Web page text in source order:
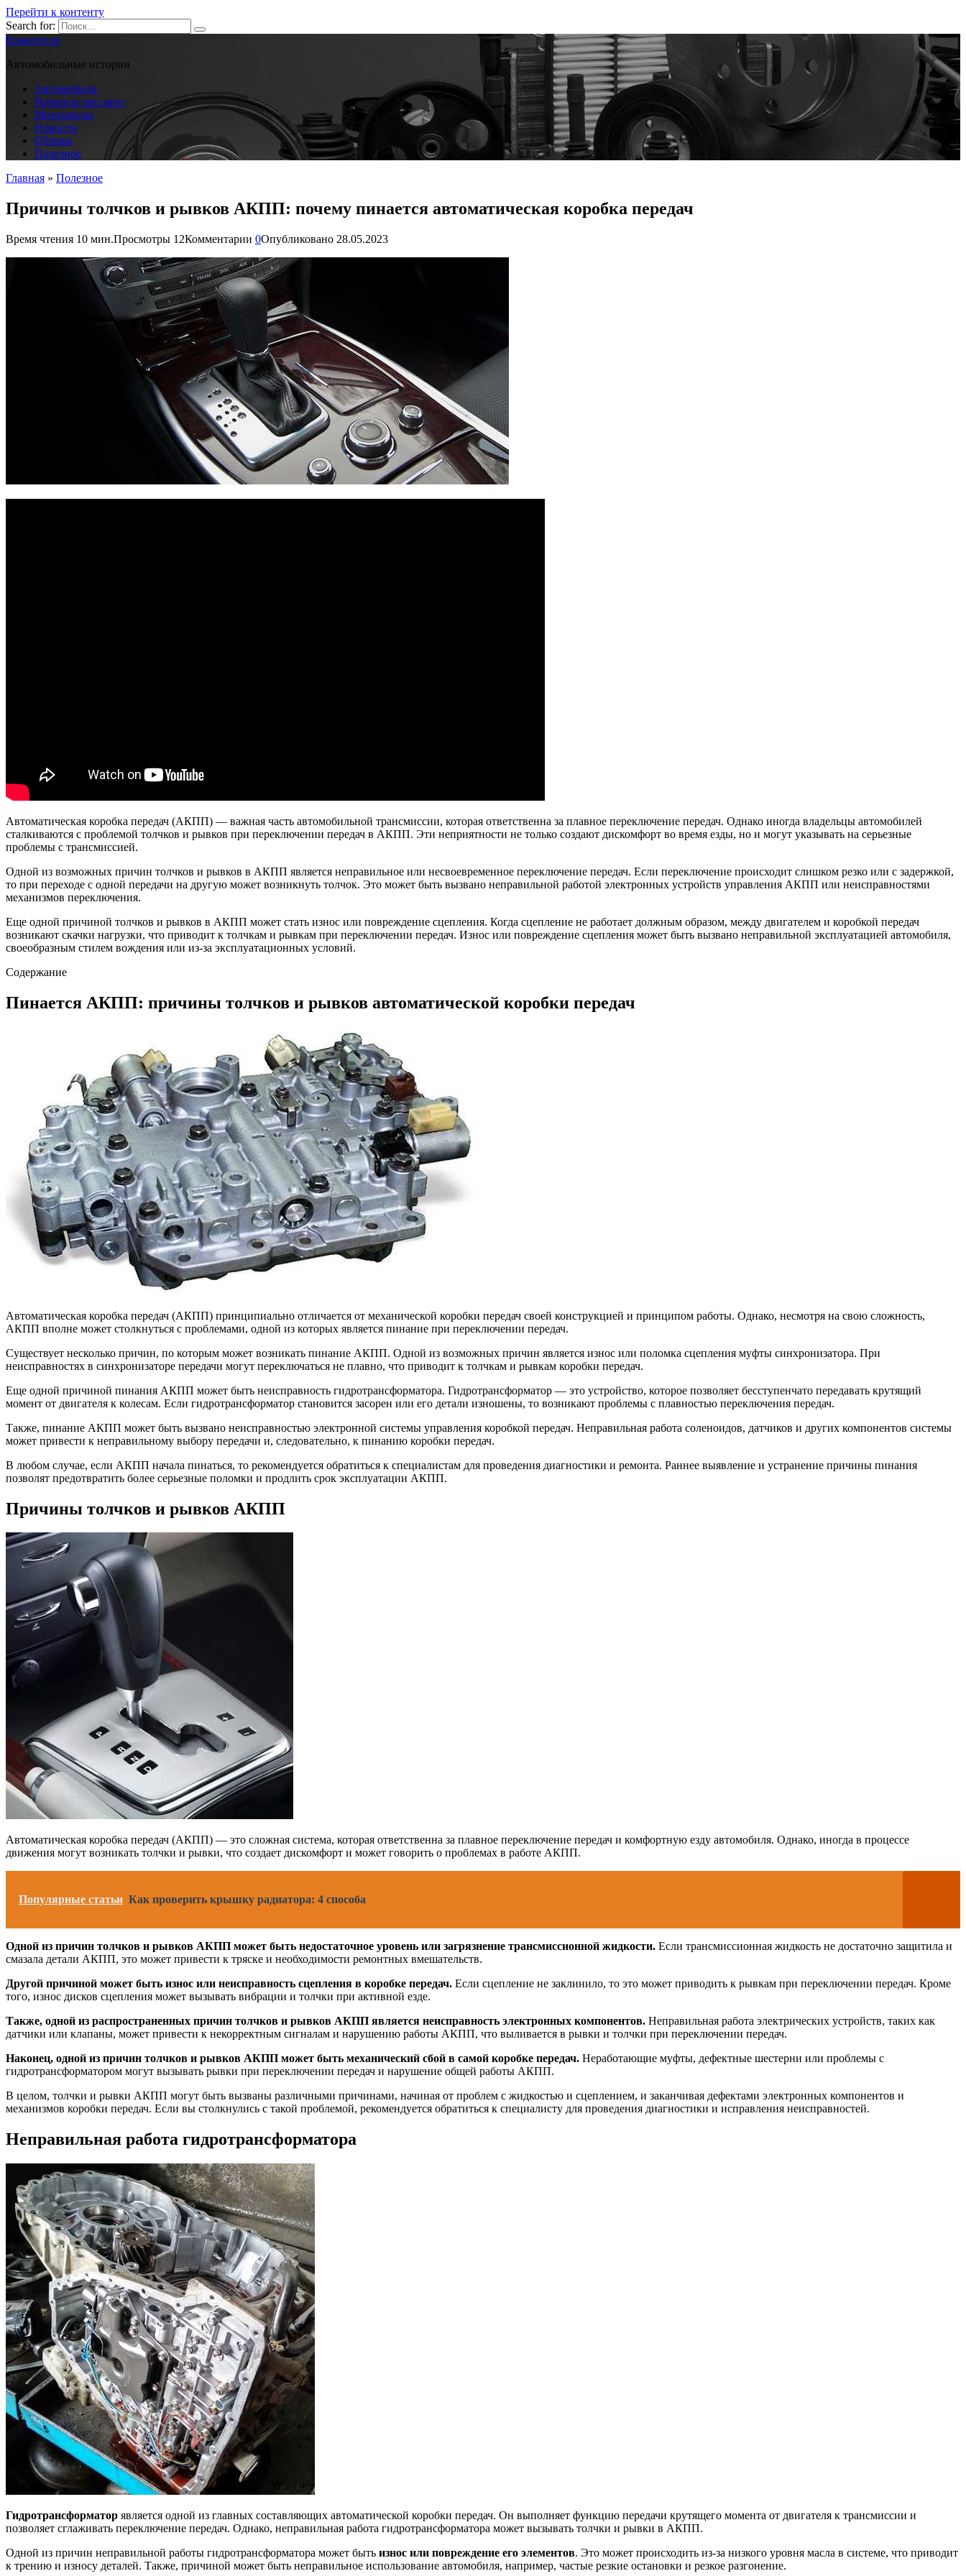
Перейти к контенту
Search for:
Eraservis.ru
Автомобильные истории
Автомобили
Вопросы про авто
Мотоциклы
Новости
Обзоры
Полезное
Главная » Полезное
Причины толчков и рывков АКПП: почему пинается автоматическая коробка передач
Время чтения 10 мин.Просмотры 12Комментарии 0Опубликовано 28.05.2023
Автоматическая коробка передач (АКПП) — важная часть автомобильной трансмиссии, которая ответственна за плавное переключение передач. Однако иногда владельцы автомобилей
сталкиваются с проблемой толчков и рывков при переключении передач в АКПП. Эти неприятности не только создают дискомфорт во время езды, но и могут указывать на серьезные
проблемы с трансмиссией.
Одной из возможных причин толчков и рывков в АКПП является неправильное или несвоевременное переключение передач. Если переключение происходит слишком резко или с задержкой,
то при переходе с одной передачи на другую может возникнуть толчок. Это может быть вызвано неправильной работой электронных устройств управления АКПП или неисправностями
механизмов переключения.
Еще одной причиной толчков и рывков в АКПП может стать износ или повреждение сцепления. Когда сцепление не работает должным образом, между двигателем и коробкой передач
возникают скачки нагрузки, что приводит к толчкам и рывкам при переключении передач. Износ или повреждение сцепления может быть вызвано неправильной эксплуатацией автомобиля,
своеобразным стилем вождения или из-за эксплуатационных условий.
Содержание
Пинается АКПП: причины толчков и рывков автоматической коробки передач
Автоматическая коробка передач (АКПП) принципиально отличается от механической коробки передач своей конструкцией и принципом работы. Однако, несмотря на свою сложность,
АКПП вполне может столкнуться с проблемами, одной из которых является пинание при переключении передач.
Существует несколько причин, по которым может возникать пинание АКПП. Одной из возможных причин является износ или поломка сцепления муфты синхронизатора. При
неисправностях в синхронизаторе передачи могут переключаться не плавно, что приводит к толчкам и рывкам коробки передач.
Еще одной причиной пинания АКПП может быть неисправность гидротрансформатора. Гидротрансформатор — это устройство, которое позволяет бесступенчато передавать крутящий
момент от двигателя к колесам. Если гидротрансформатор становится засорен или его детали изношены, то возникают проблемы с плавностью переключения передач.
Также, пинание АКПП может быть вызвано неисправностью электронной системы управления коробкой передач. Неправильная работа соленоидов, датчиков и других компонентов системы
может привести к неправильному выбору передачи и, следовательно, к пинанию коробки передач.
В любом случае, если АКПП начала пинаться, то рекомендуется обратиться к специалистам для проведения диагностики и ремонта. Раннее выявление и устранение причины пинания
позволят предотвратить более серьезные поломки и продлить срок эксплуатации АКПП.
Причины толчков и рывков АКПП
Автоматическая коробка передач (АКПП) — это сложная система, которая ответственна за плавное переключение передач и комфортную езду автомобиля. Однако, иногда в процессе
движения могут возникать толчки и рывки, что создает дискомфорт и может говорить о проблемах в работе АКПП.
Популярные статьи Как проверить крышку радиатора: 4 способа
Одной из причин толчков и рывков АКПП может быть недостаточное уровень или загрязнение трансмиссионной жидкости. Если трансмиссионная жидкость не достаточно защитила и
смазала детали АКПП, это может привести к тряске и необходимости ремонтных вмешательств.
Другой причиной может быть износ или неисправность сцепления в коробке передач. Если сцепление не заклинило, то это может приводить к рывкам при переключении передач. Кроме
того, износ дисков сцепления может вызывать вибрации и толчки при активной езде.
Также, одной из распространенных причин толчков и рывков АКПП является неисправность электронных компонентов. Неправильная работа электрических устройств, таких как
датчики или клапаны, может привести к некорректным сигналам и нарушению работы АКПП, что выливается в рывки и толчки при переключении передач.
Наконец, одной из причин толчков и рывков АКПП может быть механический сбой в самой коробке передач. Неработающие муфты, дефектные шестерни или проблемы с
гидротрансформатором могут вызывать рывки при переключении передач и нарушение общей работы АКПП.
В целом, толчки и рывки АКПП могут быть вызваны различными причинами, начиная от проблем с жидкостью и сцеплением, и заканчивая дефектами электронных компонентов и
механизмов коробки передач. Если вы столкнулись с такой проблемой, рекомендуется обратиться к специалисту для проведения диагностики и исправления неисправностей.
Неправильная работа гидротрансформатора
Гидротрансформатор является одной из главных составляющих автоматической коробки передач. Он выполняет функцию передачи крутящего момента от двигателя к трансмиссии и
позволяет сглаживать переключение передач. Однако, неправильная работа гидротрансформатора может вызывать толчки и рывки в АКПП.
Одной из причин неправильной работы гидротрансформатора может быть износ или повреждение его элементов. Это может происходить из-за низкого уровня масла в системе, что приводит
к трению и износу деталей. Также, причиной может быть неправильное использование автомобиля, например, частые резкие остановки и резкое разгонение.